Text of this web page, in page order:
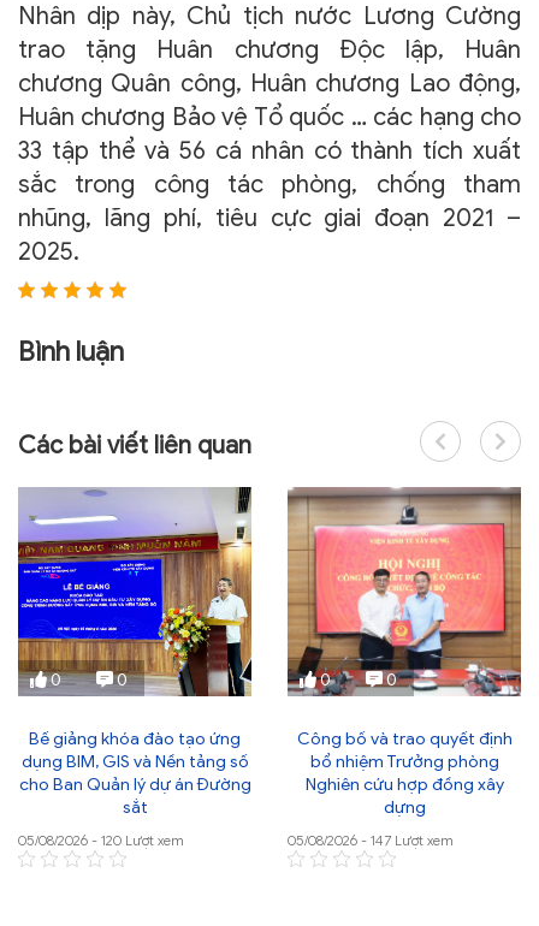
Nhân dịp này, Chủ tịch nước Lương Cường
trao tặng Huân chương Độc lập, Huân
chương Quân công, Huân chương Lao động,
Huân chương Bảo vệ Tổ quốc … các hạng cho
33 tập thể và 56 cá nhân có thành tích xuất
sắc trong công tác phòng, chống tham
nhũng, lãng phí, tiêu cực giai đoạn 2021 –
2025.
Bình luận
Các bài viết liên quan
0 0
Bế giảng khóa đào tạo ứng
dụng BIM, GIS và Nền tảng số
cho Ban Quản lý dự án Đường
sắt
05/08/2026 - 120 Lượt xem
0 0
Công bố và trao quyết định
bổ nhiệm Trưởng phòng
Nghiên cứu hợp đồng xây
dựng
05/08/2026 - 147 Lượt xem